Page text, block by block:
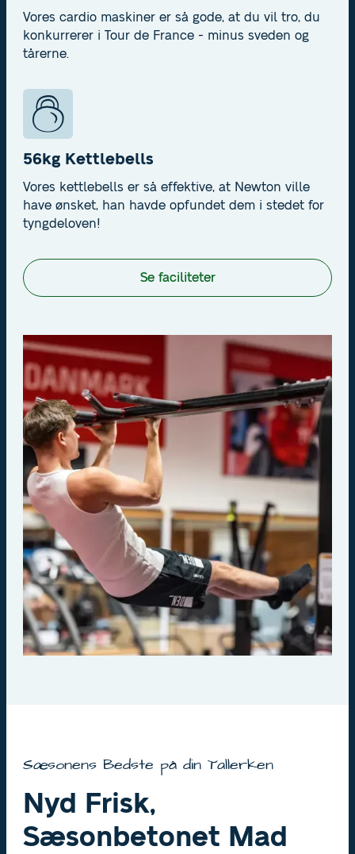
Vores cardio maskiner er så gode, at du vil tro, du
konkurrerer i Tour de France - minus sveden og
tårerne.
56kg Kettlebells
Vores kettlebells er så effektive, at Newton ville
have ønsket, han havde opfundet dem i stedet for
tyngdeloven!
Se faciliteter
Sæsonens Bedste på din Tallerken
Nyd Frisk,
Sæsonbetonet Mad